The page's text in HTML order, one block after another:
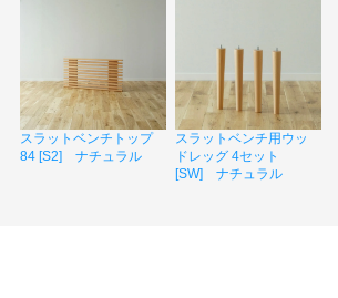
スラットベンチトップ
84 [S2] ナチュラル
スラットベンチ用ウッ
ドレッグ 4セット
[SW] ナチュラル